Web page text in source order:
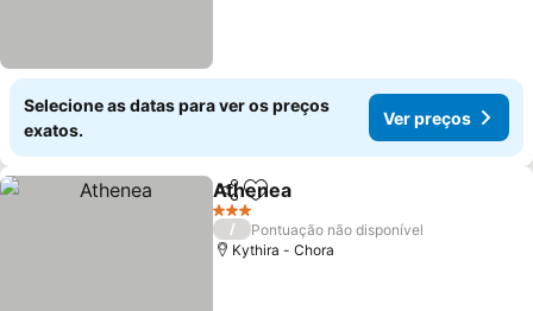
Selecione as datas para ver os preços
exatos.
Ver preços
PartilharAdicionar aos favoritos
Athenea
3 Estrelas
/
Pontuação não disponível
Kythira - Chora